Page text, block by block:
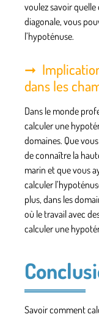
voulez savoir
diagonale, vous
l’hypoténuse.
dans les
Dans le monde
calculer une
domaines. Que
de connaître la
marin et que vous
calculer
plus, dans les
où le travail avec
calculer une
Savoir comment